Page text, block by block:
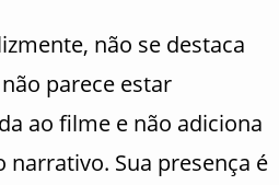
não se destaca
parece estar
ao filme e não adiciona
Sua presença é